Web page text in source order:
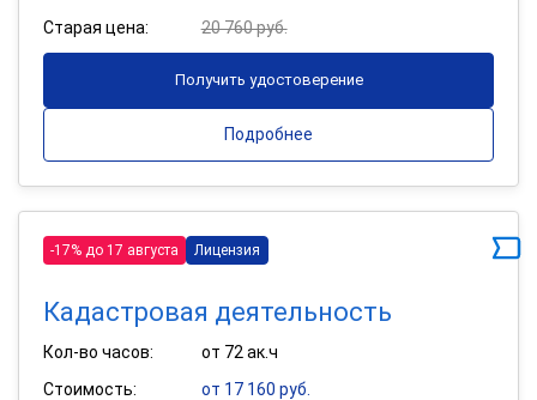
Старая цена: 20 760 руб.
Получить удостоверение
Подробнее
-17% до 17 августа Лицензия
Кадастровая деятельность
Кол-во часов:
от 72 ак.ч
Стоимость:
от 17 160 руб.